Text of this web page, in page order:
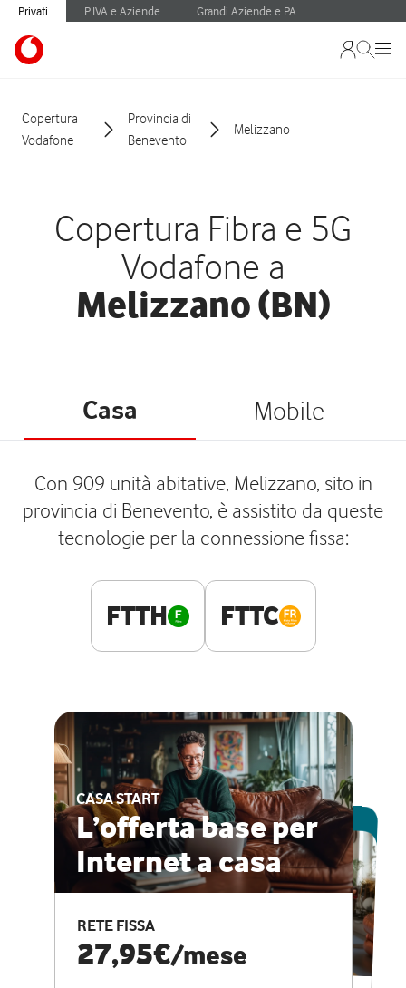
Privati P.IVA e Aziende Grandi Aziende e PA
Copertura
Vodafone
Provincia di
Benevento
Melizzano
Copertura Fibra e 5G
Vodafone a
Melizzano (BN)
Casa Mobile
Con 909 unità abitative, Melizzano, sito in
provincia di Benevento, è assistito da queste
tecnologie per la connessione fissa:
FTTH FTTC
CASA START
L’offerta base per
Internet a casa
RETE FISSA
27,95€/mese
ESCLUSIVA ONLINE
CASA PRO
Internet veloce e
vantaggi speciali